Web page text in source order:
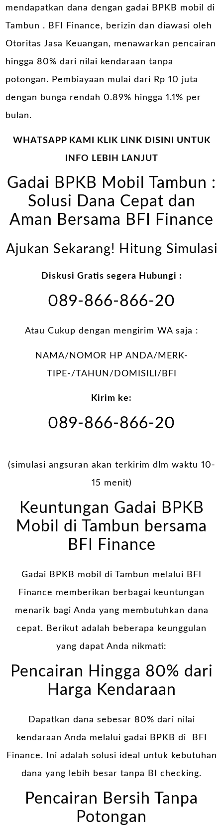
mendapatkan dana dengan gadai BPKB mobil di
Tambun . BFI Finance, berizin dan diawasi oleh
Otoritas Jasa Keuangan, menawarkan pencairan
hingga 80% dari nilai kendaraan tanpa
potongan. Pembiayaan mulai dari Rp 10 juta
dengan bunga rendah 0.89% hingga 1.1% per
bulan.
WHATSAPP KAMI KLIK LINK DISINI UNTUK
INFO LEBIH LANJUT
Gadai BPKB Mobil Tambun :
Solusi Dana Cepat dan
Aman Bersama BFI Finance
Ajukan Sekarang! Hitung Simulasi
Diskusi Gratis segera Hubungi :
089-866-866-20
Atau Cukup dengan mengirim WA saja :
NAMA/NOMOR HP ANDA/MERK-
TIPE-/TAHUN/DOMISILI/BFI
Kirim ke:
089-866-866-20
(simulasi angsuran akan terkirim dlm waktu 10-
15 menit)
Keuntungan Gadai BPKB
Mobil di Tambun bersama
BFI Finance
Gadai BPKB mobil di Tambun melalui BFI
Finance memberikan berbagai keuntungan
menarik bagi Anda yang membutuhkan dana
cepat. Berikut adalah beberapa keunggulan
yang dapat Anda nikmati:
Pencairan Hingga 80% dari
Harga Kendaraan
Dapatkan dana sebesar 80% dari nilai
kendaraan Anda melalui gadai BPKB di BFI
Finance. Ini adalah solusi ideal untuk kebutuhan
dana yang lebih besar tanpa BI checking.
Pencairan Bersih Tanpa
Potongan